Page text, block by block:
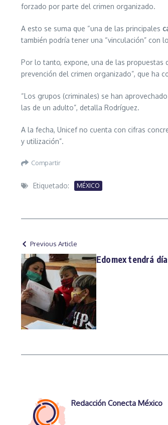
forzado por parte del crimen organizado.
A esto se suma que “una de las principales
también podría tener una “vinculación” con
Por lo tanto, expone, una de las propuestas
prevención del crimen organizado”, que ha
“Los grupos (criminales) se han
las de un adulto”, detalla Rodríguez.
A la fecha, Unicef no cuenta con cifras
y utilización”.
Compartir
Etiquetado: MÉXICO
Previous Article
Edomex tendrá
Redacción Conecta México